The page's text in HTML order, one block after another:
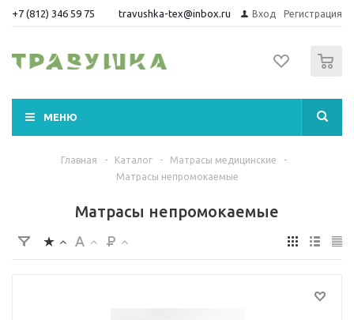
+7 (812) 346 59 75 travushka-tex@inbox.ru Вход Регистрация
МЕНЮ
Главная - Каталог - Матрасы медицинские
-
Матрасы непромокаемые
Матрасы непромокаемые